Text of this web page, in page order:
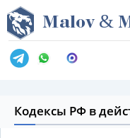
Malov &
Кодексы РФ в